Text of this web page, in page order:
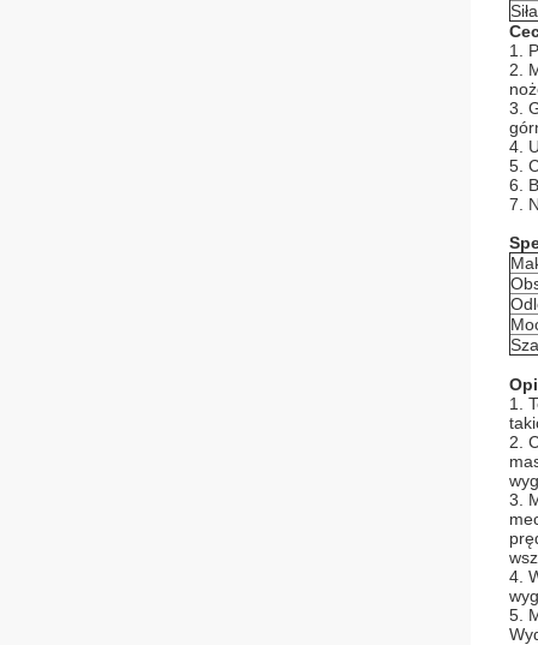
1.
2.
3.
4.
5.
6.
7.
1.
2.
3.
4.
5.